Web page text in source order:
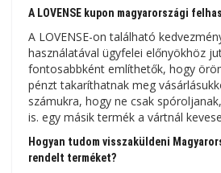
A LOVENSE kupon magyarországi
A LOVENSE-on található
használatával ügyfelei előnyökhöz
fontosabbként említhetők, hogy
pénzt takaríthatnak meg
számukra, hogy ne csak
is. egy másik termék a vártnál
Hogyan tudom visszaküldeni
rendelt terméket?